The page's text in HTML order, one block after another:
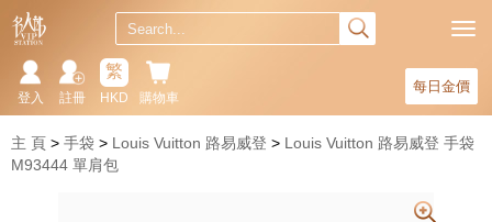
每日金價
購物車
繁
HKD
註冊
登入
主 頁 手袋 Louis Vuitton 路易威登
Louis Vuitton 路易威登 手袋
M93444 單肩包